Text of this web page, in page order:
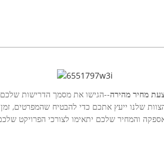
מחיר מהירה--הגישו את מסמך הדרישות שלכם
שלנו ייעץ אתכם כדי להבטיח שהמפרטים, זמן